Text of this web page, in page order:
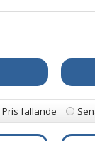
Pris fallande